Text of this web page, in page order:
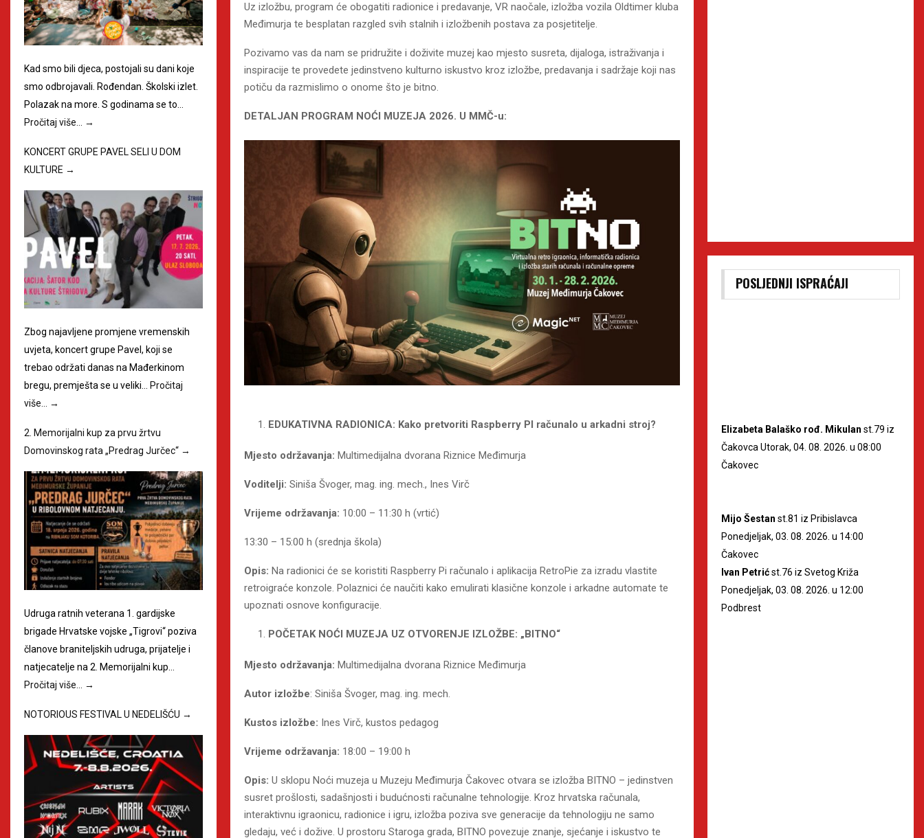
Uz izložbu, program će obogatiti radionice i predavanje, VR naočale, izložba vozila Oldtimer kluba
Međimurja te besplatan razgled svih stalnih i izložbenih postava za posjetitelje.
Pozivamo vas da nam se pridružite i doživite muzej kao mjesto susreta, dijaloga, istraživanja i
inspiracije te provedete jedinstveno kulturno iskustvo kroz izložbe, predavanja i sadržaje koji nas
potiču da razmislimo o onome što je bitno.
DETALJAN PROGRAM NOĆI MUZEJA 2026. U MMČ-u:
EDUKATIVNA RADIONICA: Kako pretvoriti Raspberry PI računalo u arkadni stroj?
Mjesto održavanja: Multimedijalna dvorana Riznice Međimurja
Voditelji: Siniša Švoger, mag. ing. mech., Ines Virč
Vrijeme održavanja: 10:00 – 11:30 h (vrtić)
13:30 – 15:00 h (srednja škola)
Opis: Na radionici će se koristiti Raspberry Pi računalo i aplikacija RetroPie za izradu vlastite
retroigraće konzole. Polaznici će naučiti kako emulirati klasične konzole i arkadne automate te
upoznati osnove konfiguracije.
POČETAK NOĆI MUZEJA UZ OTVORENJE IZLOŽBE: „BITNO“
Mjesto održavanja: Multimedijalna dvorana Riznice Međimurja
Autor izložbe: Siniša Švoger, mag. ing. mech.
Kustos izložbe: Ines Virč, kustos pedagog
Vrijeme održavanja: 18:00 – 19:00 h
Opis: U sklopu Noći muzeja u Muzeju Međimurja Čakovec otvara se izložba BITNO – jedinstven
susret prošlosti, sadašnjosti i budućnosti računalne tehnologije. Kroz hrvatska računala,
interaktivnu igraonicu, radionice i igru, izložba poziva sve generacije da tehnologiju ne samo
gledaju, već i dožive. U prostoru Staroga grada, BITNO povezuje znanje, sjećanje i iskustvo te
Kad smo bili djeca, postojali su dani koje
smo odbrojavali. Rođendan. Školski izlet.
Polazak na more. S godinama se to…
Pročitaj više…
→
KONCERT GRUPE PAVEL SELI U DOM
KULTURE →
Zbog najavljene promjene vremenskih
uvjeta, koncert grupe Pavel, koji se
trebao održati danas na Mađerkinom
bregu, premješta se u veliki… Pročitaj
više… →
2. Memorijalni kup za prvu žrtvu
Domovinskog rata „Predrag Jurčec“ →
Udruga ratnih veterana 1. gardijske
brigade Hrvatske vojske „Tigrovi“ poziva
članove braniteljskih udruga, prijatelje i
natjecatelje na 2. Memorijalni kup…
Pročitaj više…
→
NOTORIOUS FESTIVAL U NEDELIŠĆU →
POSLJEDNJI ISPRAĆAJI
Elizabeta Balaško rođ. Mikulan st.79 iz
Čakovca Utorak, 04. 08. 2026. u 08:00
Čakovec
Mijo Šestan st.81 iz Pribislavca
Ponedjeljak, 03. 08. 2026. u 14:00
Čakovec
Ivan Petrićst.76 iz Svetog Križa
Ponedjeljak, 03. 08. 2026. u 12:00
Podbrest